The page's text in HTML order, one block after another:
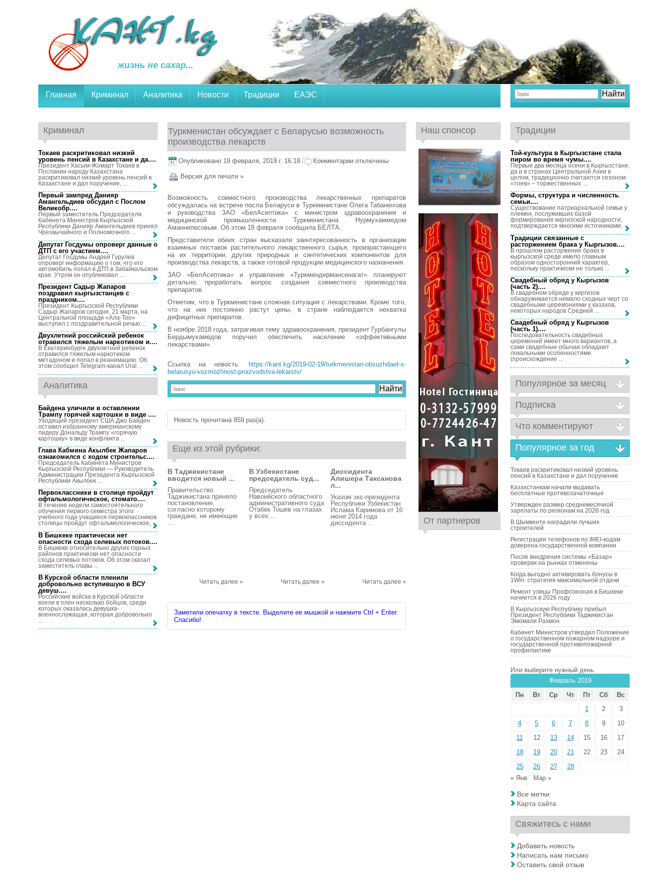
жизнь не сахар...
Главная Криминал Аналитика Новости Традиции ЕАЭС
Туркменистан обсуждает с Беларусью возможность
производства лекарств
Опубликовано 19 февраля, 2019 г. 16:18 Комментарии отключены
Версия для печати »
Возможность совместного производства лекарственных препаратов
обсуждалась на встрече посла Беларуси в Туркменистане Олега Табанюхова
и руководства ЗАО «БелАсептика» с министром здравоохранения и
медицинской промышленности Туркменистана Нурмухаммедом
Аманнепесовым. Об этом 18 февраля сообщила БЕЛТА.
Представители обеих стран высказали заинтересованность в организации
взаимных поставок растительного лекарственного сырья, произрастающего
на их территории, других природных и синтетических компонентов для
производства лекарств, а также готовой продукции медицинского назначения.
ЗАО «БелАсептика» и управление «Туркмендермансенагат» планируют
детально проработать вопрос создания совместного производства
препаратов.
Отметим, что в Туркменистане сложная ситуация с лекарствами. Кроме того,
что на них постоянно растут цены, в стране наблюдается нехватка
дефицитных препаратов.
В ноябре 2018 года, затрагивая тему здравоохранения, президент Гурбангулы
Бердымухамедов поручил обеспечить население «эффективными
лекарствами».
Ссылка на новость:
https://kant.kg/2019-02-19/turkmenistan-obsuzhdaet-s-
belarusyu-vozmozhnost-proizvodstva-lekarstv/
Новость прочитана 859 раз(a).
Еще из этой рубрики:
В Таджикистане
вводится новый ...
Правительство
Таджикистана приняло
постановление,
согласно которому
граждане, не имеющие
...
Читать далее »
В Узбекистане
председатель суд...
Председатель
Навоийского областного
административного суда
Отабек Тошев на глазах
у всех ...
Читать далее »
Диссидента
Алишера Таксанова
л...
Указом экс-президента
Республики Узбекистан
Ислама Каримова от 16
июня 2014 года
диссидента ...
Читать далее »
Заметили опечатку в тексте. Выделите ее мышкой и нажмите Ctrl + Enter.
Спасибо!
Криминал
Токаев раскритиковал низкий
уровень пенсий в Казахстане и да....
Президент Касым-Жомарт Токаев в
Послании народу Казахстана
раскритиковал низкий уровень пенсий в
Казахстане и дал поручение, ...
Первый зампред Данияр
Амангельдиев обсудил с Послом
Великобр....
Первый заместитель Председателя
Кабинета Министров Кыргызской
Республики Данияр Амангельдиев принял
Чрезвычайного и Полномочного ...
Депутат Госдумы опроверг данные о
ДТП с его участием....
Депутат Госдумы Андрей Гурулев
опроверг информацию о том, что его
автомобиль попал в ДТП в Забайкальском
крае. Утром он опубликовал ...
Президент Садыр Жапаров
поздравил кыргызстанцев с
праздником....
Президент Кыргызской Республики
Садыр Жапаров сегодня, 21 марта, на
Центральной площади «Ала-Тоо»
выступил с поздравительной речью ...
Двухлетний российский ребенок
отравился тяжелым наркотиком и....
В Екатеринбурге двухлетний ребенок
отравился тяжелым наркотиком
метадоном и попал в реанимацию. Об
этом сообщил Telegram-канал Ural ...
Аналитика
Байдена уличили в оставлении
Трампу горячей картошки в виде ....
Уходящий президент США Джо Байден
оставил избранному американскому
лидеру Дональду Трампу «горячую
картошку» в виде конфликта ...
Глава Кабмина Акылбек Жапаров
ознакомился с ходом строительс....
Председатель Кабинета Министров
Кыргызской Республики — Руководитель
Администрации Президента Кыргызской
Республики Акылбек ...
Первоклассники в столице пройдут
офтальмологическое, стомато....
В течение недели самостоятельного
обучения первого семестра этого
учебного года учащиеся первоклассников
столицы пройдут офтальмологическое, ...
В Бишкеке практически нет
опасности схода селевых потоков....
В Бишкеке относительно других горных
районов практически нет опасности
схода селевых потоков. Об этом сказал
заместитель главы ...
В Курской области пленили
добровольно вступившую в ВСУ
девуш....
Российские войска в Курской области
взяли в плен несколько бойцов, среди
которых оказалась девушка-
военнослужащая, которая добровольно
...
Наш спонсор
От партнеров
Традиции
Той-культура в Кыргызстане стала
пиром во время чумы....
Первые два месяца осени в Кыргызстане,
да и в странах Центральной Азии в
целом, традиционно считаются сезоном
«тоев» – торжественных ...
Формы, структура и численность
семьи....
Существование патриархальной семьи у
племен, послуживших базой
формирования киргизской народности,
подтверждается многими источниками. ...
Традиции связанные с
расторжением брака у Кыргызов....
В прошлом расторжение брака в
кыргызской среде имело главным
образом односторонний характер,
поскольку практически не только ...
Свадебный обряд у Кыргызов
(часть 2)....
В свадебном обряде у киргизов
обнаруживается немало сходных черт со
свадебными церемониями у казахов,
некоторых народов Средней ...
Свадебный обряд у Кыргызов
(часть 1)....
Последовательность свадебных
церемоний имеет много вариантов, а
сами свадебные обычаи обладают
локальными особенностями
(происхождение ...
Популярное за месяц
Подписка
Что комментируют
Популярное за год
Токаев раскритиковал низкий уровень
пенсий в Казахстане и дал поручение
Казахстанкам начали выдавать
бесплатные противозачаточные
Утвержден размер среднемесячной
зарплаты по регионам на 2026 год
В Шымкенте наградили лучших
строителей
Регистрация телефонов по IMEI-кодам
доверена государственной компании
После внедрения системы «Базар»
проверки на рынках отменены
Когда выгодно активировать бонусы в
1Win: стратегия максимальной отдачи
Ремонт улицы Профсоюзная в Бишкеке
начнется в 2026 году
В Кыргызскую Республику прибыл
Президент Республики Таджикистан
Эмомали Рахмон
Кабинет Министров утвердил Положение
о государственном пожарном надзоре и
государственной противопожарной
профилактике
Или выберите нужный день
Февраль 2019
Пн
Вт Ср Чт Пт Сб
Вс
1
2
3
4
5 6 7 8 9
10
11
12 13 14 15 16
17
18
19 20 21 22 23
24
25
26 27
28
« Янв
Мар »
Все метки
Карта сайта
Свяжитесь с нами
Добавить новость
Написать нам письмо
Оставить свой отзыв